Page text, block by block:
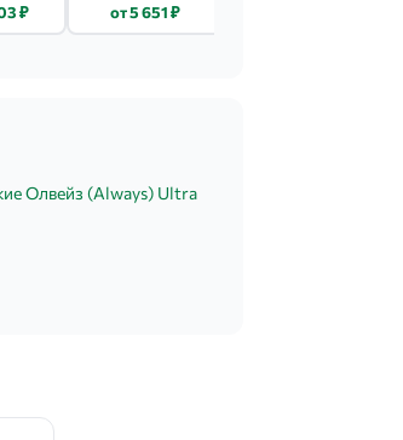
₽ от 5 651 ₽
Олвейз (Always) Ultra